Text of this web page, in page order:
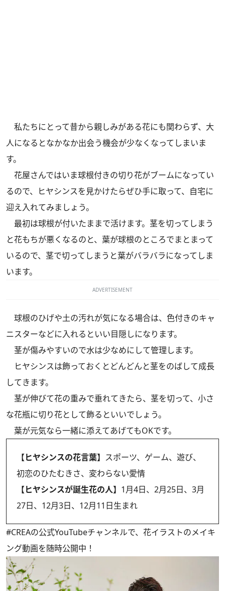
私たちにとって昔から親しみがある花にも関わらず、大
人になるとなかなか出会う機会が少なくなってしまいま
す。
花屋さんではいま球根付きの切り花がブームになってい
るので、ヒヤシンスを見かけたらぜひ手に取って、自宅に
迎え入れてみましょう。
最初は球根が付いたままで活けます。茎を切ってしまう
と花もちが悪くなるのと、葉が球根のところでまとまって
いるので、茎で切ってしまうと葉がバラバラになってしま
います。
ADVERTISEMENT
球根のひげや土の汚れが気になる場合は、色付きのキャ
ニスターなどに入れるといい目隠しになります。
茎が傷みやすいので水は少なめにして管理します。
ヒヤシンスは飾っておくとどんどんと茎をのばして成長
してきます。
茎が伸びて花の重みで垂れてきたら、茎を切って、小さ
な花瓶に切り花として飾るといいでしょう。
葉が元気なら一緒に添えてあげてもOKです。
【ヒヤシンスの花言葉】 スポーツ、ゲーム、遊び、
初恋のひたむきさ、変わらない愛情
【ヒヤシンスが誕生花の人】 1月4日、2月25日、3月
27日、12月3日、12月11日生まれ
#CREAの公式YouTubeチャンネルで、花イラストのメイキ
ング動画を随時公開中！